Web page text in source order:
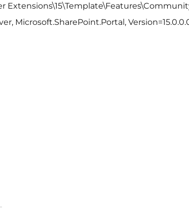
Microsoft.SharePoint.Portal,